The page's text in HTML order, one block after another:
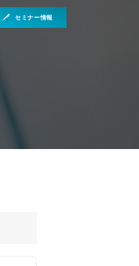
セミナー情報